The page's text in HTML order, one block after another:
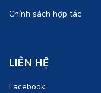
Chính sách hợp tác
LIÊN HỆ
Facebook